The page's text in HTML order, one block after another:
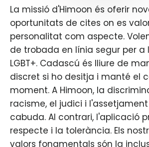
La missió d'Himoon és oferir
oportunitats de cites on es
personalitat com aspecte.
de trobada en línia segur per
LGBT+. Cadascú és lliure de
discret si ho desitja i manté el
moment. A Himoon, la
racisme, el judici i
cabuda. Al contrari, l'aplicació
respecte i la tolerància. Els
valors fonamentals són la